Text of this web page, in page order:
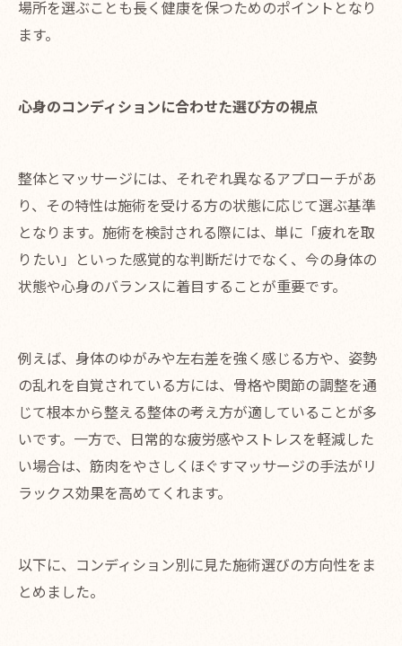
場所を選ぶことも長く健康を保つためのポイントとなり
ます。
心身のコンディションに合わせた選び方の視点
整体とマッサージには、それぞれ異なるアプローチがあ
り、その特性は施術を受ける方の状態に応じて選ぶ基準
となります。施術を検討される際には、単に「疲れを取
りたい」といった感覚的な判断だけでなく、今の身体の
状態や心身のバランスに着目することが重要です。
例えば、身体のゆがみや左右差を強く感じる方や、姿勢
の乱れを自覚されている方には、骨格や関節の調整を通
じて根本から整える整体の考え方が適していることが多
いです。一方で、日常的な疲労感やストレスを軽減した
い場合は、筋肉をやさしくほぐすマッサージの手法がリ
ラックス効果を高めてくれます。
以下に、コンディション別に見た施術選びの方向性をま
とめました。